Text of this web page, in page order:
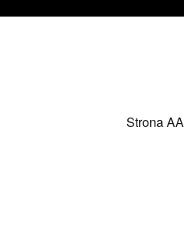
Strona AA